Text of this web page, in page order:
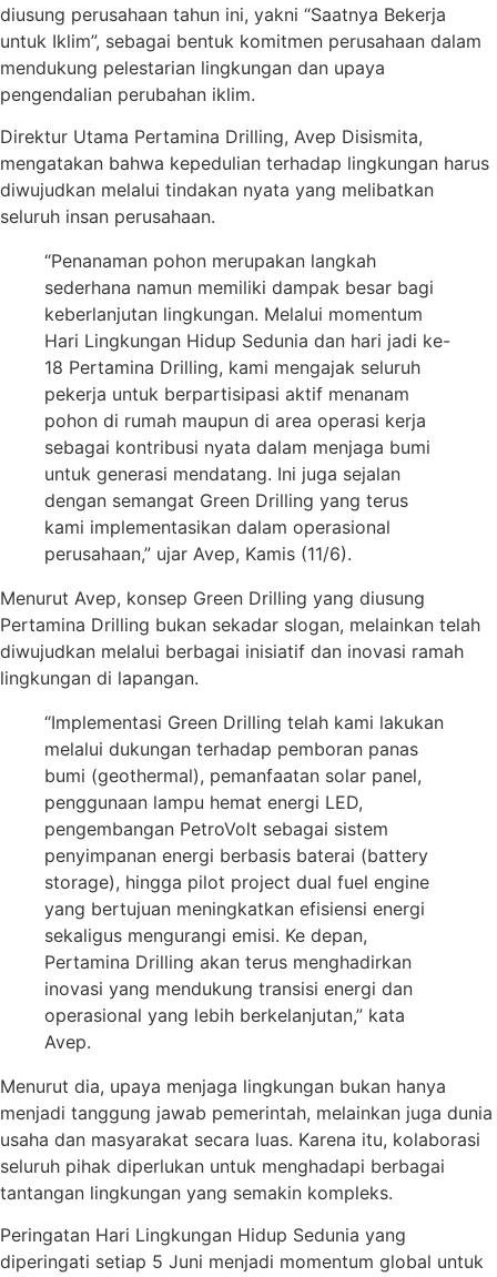
diusung perusahaan tahun ini, yakni “Saatnya Bekerja
untuk Iklim”, sebagai bentuk komitmen perusahaan dalam
mendukung pelestarian lingkungan dan upaya
pengendalian perubahan iklim.
Direktur Utama Pertamina Drilling, Avep Disismita,
mengatakan bahwa kepedulian terhadap lingkungan harus
diwujudkan melalui tindakan nyata yang melibatkan
seluruh insan perusahaan.
“Penanaman pohon merupakan langkah
sederhana namun memiliki dampak besar bagi
keberlanjutan lingkungan. Melalui momentum
Hari Lingkungan Hidup Sedunia dan hari jadi ke-
18 Pertamina Drilling, kami mengajak seluruh
pekerja untuk berpartisipasi aktif menanam
pohon di rumah maupun di area operasi kerja
sebagai kontribusi nyata dalam menjaga bumi
untuk generasi mendatang. Ini juga sejalan
dengan semangat Green Drilling yang terus
kami implementasikan dalam operasional
perusahaan,” ujar Avep, Kamis (11/6).
Menurut Avep, konsep Green Drilling yang diusung
Pertamina Drilling bukan sekadar slogan, melainkan telah
diwujudkan melalui berbagai inisiatif dan inovasi ramah
lingkungan di lapangan.
“Implementasi Green Drilling telah kami lakukan
melalui dukungan terhadap pemboran panas
bumi (geothermal), pemanfaatan solar panel,
penggunaan lampu hemat energi LED,
pengembangan PetroVolt sebagai sistem
penyimpanan energi berbasis baterai (battery
storage), hingga pilot project dual fuel engine
yang bertujuan meningkatkan efisiensi energi
sekaligus mengurangi emisi. Ke depan,
Pertamina Drilling akan terus menghadirkan
inovasi yang mendukung transisi energi dan
operasional yang lebih berkelanjutan,” kata
Avep.
Menurut dia, upaya menjaga lingkungan bukan hanya
menjadi tanggung jawab pemerintah, melainkan juga dunia
usaha dan masyarakat secara luas. Karena itu, kolaborasi
seluruh pihak diperlukan untuk menghadapi berbagai
tantangan lingkungan yang semakin kompleks.
Peringatan Hari Lingkungan Hidup Sedunia yang
diperingati setiap 5 Juni menjadi momentum global untuk